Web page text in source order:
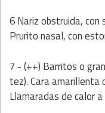
6 Nariz obstruida, con
Prurito nasal, con
7 - (++) Barritos o
tez). Cara amarillenta
Llamaradas de calor